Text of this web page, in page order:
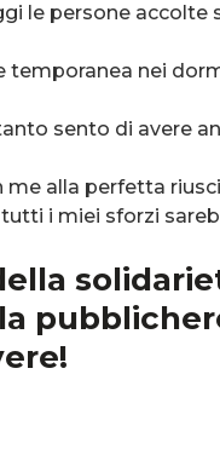
le persone accolte
temporanea nei
sento di avere
me alla perfetta
i miei sforzi